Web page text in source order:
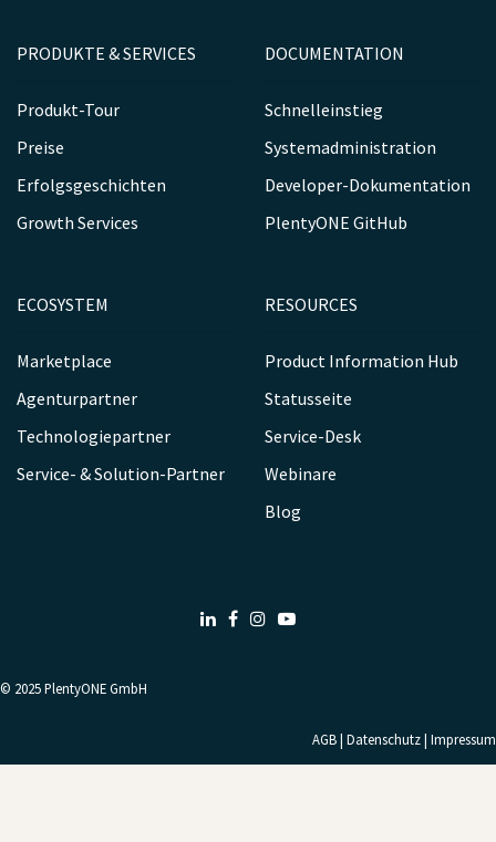
PRODUKTE & SERVICES
Produkt-Tour
Preise
Erfolgsgeschichten
Growth Services
DOCUMENTATION
Schnelleinstieg
Systemadministration
Developer-Dokumentation
PlentyONE GitHub
ECOSYSTEM
Marketplace
Agenturpartner
Technologiepartner
Service- & Solution-Partner
RESOURCES
Product Information Hub
Statusseite
Service-Desk
Webinare
Blog
LinkedIn
FacebookInstagram
© 2025PlentyONE GmbH
AGB| Datenschutz| Impressum